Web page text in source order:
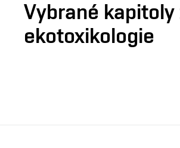
Vybrané kapitoly
ekotoxikologie